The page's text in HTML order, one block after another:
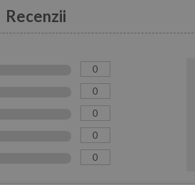
Recenzii
0
0
0
0
0